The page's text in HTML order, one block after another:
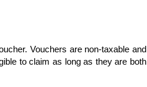
Vouchers are non-taxable and
to claim as long as they are both